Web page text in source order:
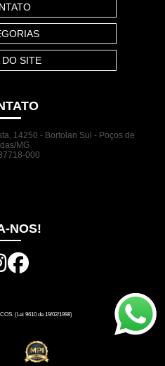
DO SITE
14250 - Bortolan Sul - Poços de
MG
000
NOS!
(Lei 9610 de 19/02/1998)